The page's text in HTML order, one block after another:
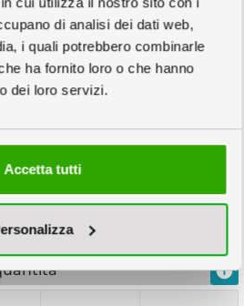
di analisi dei dati web,
i quali potrebbero combinarle
ha fornito loro o che hanno
dei loro servizi.
Accetta tutti
minimo 20
07
Settembre
102,80 €
€/cad
11
84,20 €
info